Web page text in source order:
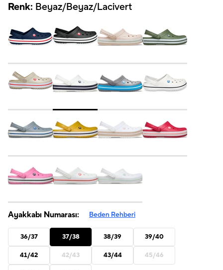
Renk: Beyaz/Beyaz/Lacivert
Ayakkabı Numarası: Beden Rehberi
36/37 37/38 38/39 39/40
41/42 42/43 43/44 45/46